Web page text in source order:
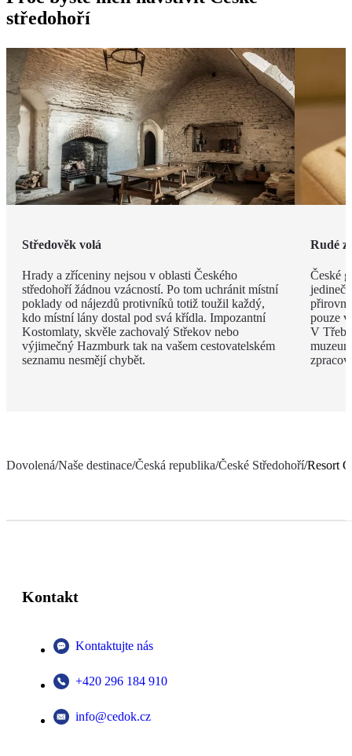
středohoří
Středověk volá
Hrady a zříceniny nejsou v oblasti Českého
středohoří žádnou vzácností. Po tom uchránit místní
poklady od nájezdů protivníků totiž toužil každý,
kdo místní lány dostal pod svá křídla. Impozantní
Kostomlaty, skvěle zachovalý Střekov nebo
výjimečný Hazmburk tak na vašem cestovatelském
seznamu nesmějí chybět.
Rudé
České
pouze
V
Dovolená/Naše destinace/Česká republika/České Středohoří/Resort
Kontakt
Kontaktujte nás
+420 296 184 910
info@cedok.cz